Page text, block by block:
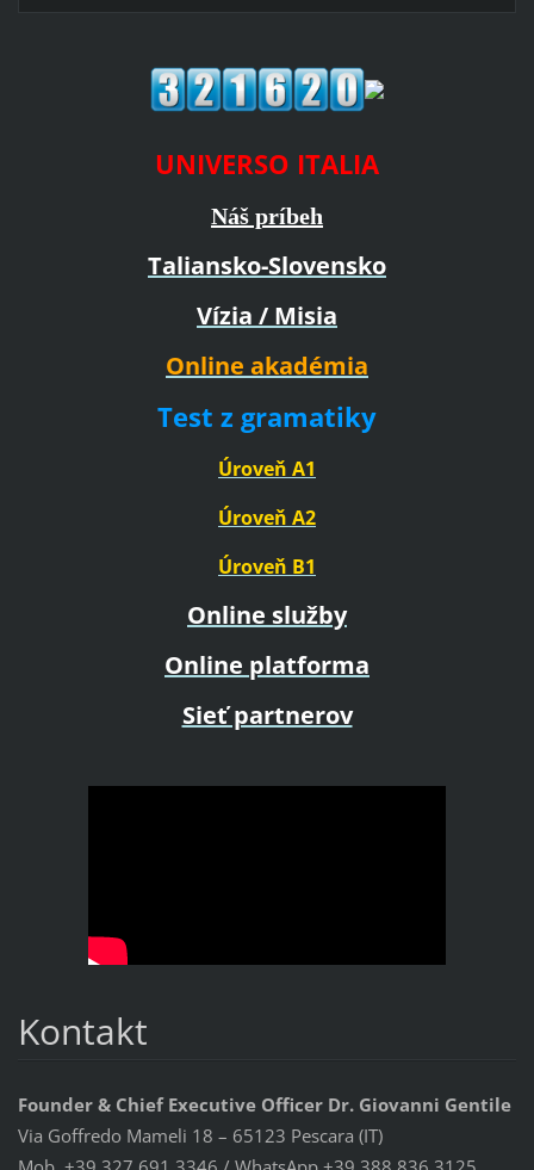
UNIVERSO ITALIA
Náš príbeh
Taliansko-Slovensko
Vízia / Misia
Online akadémia
Test z gramatiky
Úroveň A1
Úroveň A2
Úroveň B1
Online služby
Online platforma
Sieť partnerov
Kontakt
Founder & Chief Executive Officer Dr. Giovanni Gentile
Via Goffredo Mameli 18 – 65123 Pescara (IT)